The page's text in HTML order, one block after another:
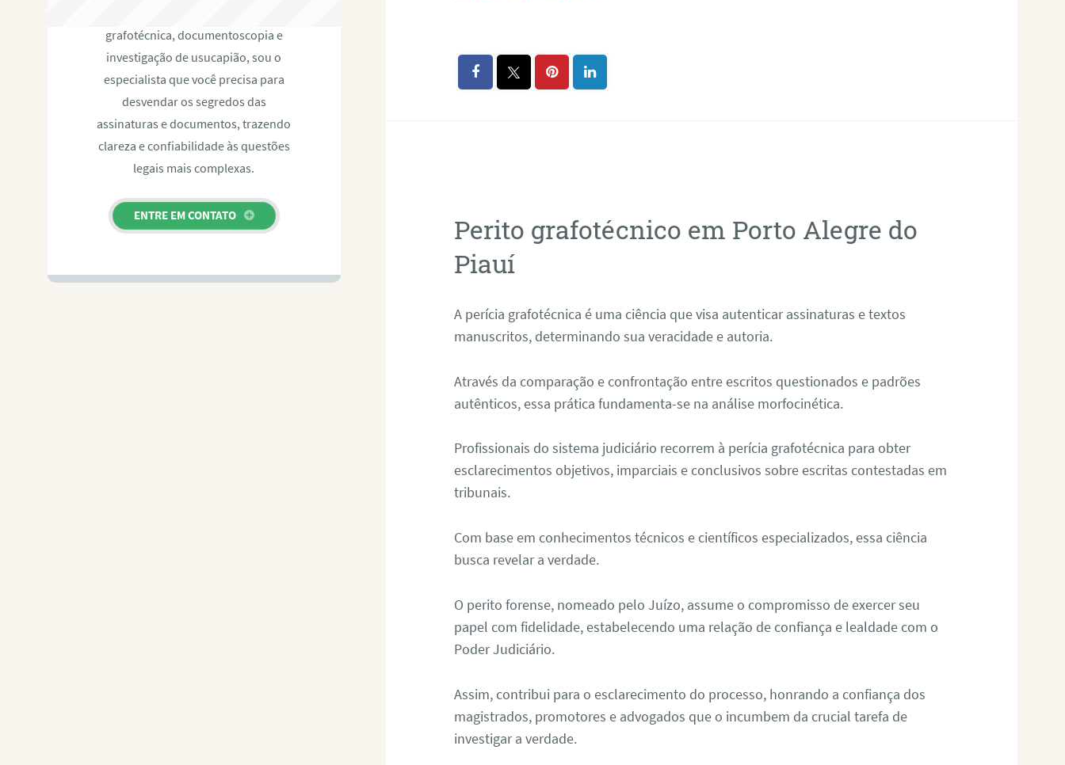
Perito grafotécnico em Porto Alegre do
Piauí
A perícia grafotécnica é uma ciência que visa autenticar assinaturas e textos
manuscritos, determinando sua veracidade e autoria.
Através da comparação e confrontação entre escritos questionados e padrões
autênticos, essa prática fundamenta-se na análise morfocinética.
Profissionais do sistema judiciário recorrem à perícia grafotécnica para obter
esclarecimentos objetivos, imparciais e conclusivos sobre escritas contestadas em
tribunais.
Com base em conhecimentos técnicos e científicos especializados, essa ciência
busca revelar a verdade.
O perito forense, nomeado pelo Juízo, assume o compromisso de exercer seu
papel com fidelidade, estabelecendo uma relação de confiança e lealdade com o
Poder Judiciário.
Assim, contribui para o esclarecimento do processo, honrando a confiança dos
magistrados, promotores e advogados que o incumbem da crucial tarefa de
investigar a verdade.
grafotécnica, documentoscopia e
investigação de usucapião, sou o
especialista que você precisa para
desvendar os segredos das
assinaturas e documentos, trazendo
clareza e confiabilidade às questões
legais mais complexas.
ENTRE EM CONTATO